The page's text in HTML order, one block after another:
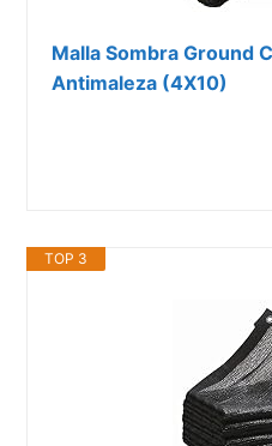
Malla Sombra Ground
Antimaleza (4X10)
TOP 3